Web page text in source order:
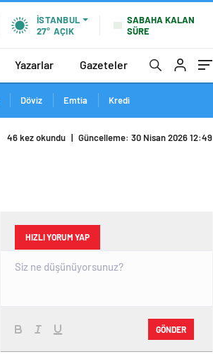
İSTANBUL
27° AÇIK
SABAHA KALAN
SÜRE
Yazarlar Gazeteler
Döviz Emtia Kredi
46 kez okundu | Güncelleme: 30 Nisan 2026 12:49
HIZLI YORUM YAP
GÖNDER